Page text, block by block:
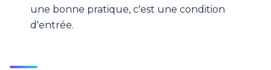
une bonne pratique, c'est une condition
d'entrée.